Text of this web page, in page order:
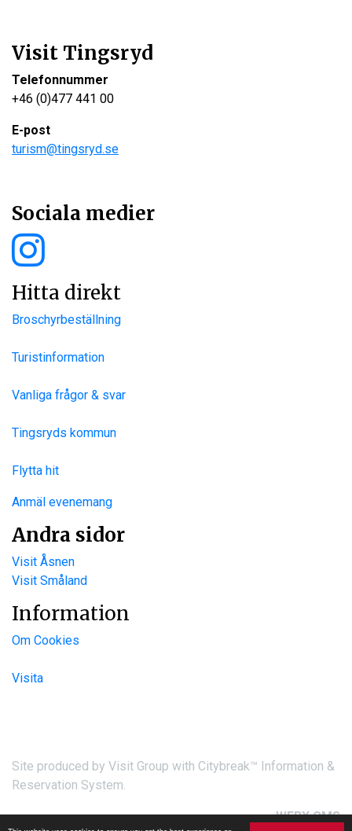
Visit Tingsryd
Telefonnummer
+46 (0)477 441 00
E-post
turism@tingsryd.se
Sociala medier
Hitta direkt
Broschyrbeställning
Turistinformation
Vanliga frågor & svar
Tingsryds kommun
Flytta hit
Anmäl evenemang
Andra sidor
Visit Åsnen
Visit Småland
Information
Om Cookies
Visita
Site produced by Visit Group with Citybreak™ Information &
Reservation System.
WEBX CMS